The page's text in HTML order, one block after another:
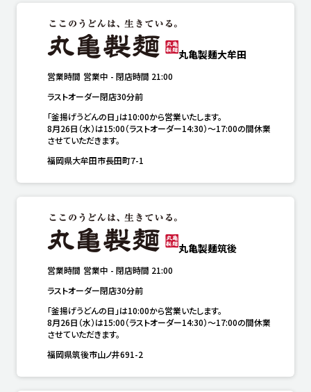
丸亀製麺大牟田
営業時間 営業中 - 閉店時間 21:00
ラストオーダー閉店30分前
「釜揚げうどんの日」は10:00から営業いたします。
8月26日（水）は15:00（ラストオーダー14:30）～17:00の間休業
させていただきます。
福岡県大牟田市長田町7-1
丸亀製麺筑後
営業時間 営業中 - 閉店時間 21:00
ラストオーダー閉店30分前
「釜揚げうどんの日」は10:00から営業いたします。
8月26日（水）は15:00（ラストオーダー14:30）～17:00の間休業
させていただきます。
福岡県筑後市山ノ井691-2